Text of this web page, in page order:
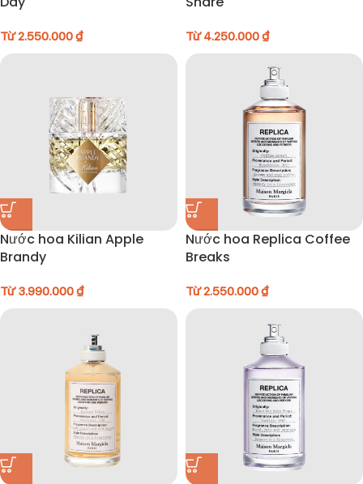
Từ2.550.000₫ Từ4.250.000₫
Nước hoa Kilian Apple
Brandy
Từ3.990.000₫
Nước hoa Replica Coffee
Breaks
Từ2.550.000₫